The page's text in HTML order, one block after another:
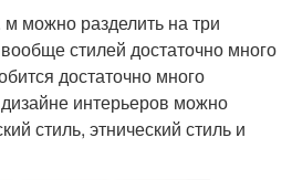
можно разделить на три
стилей достаточно много
достаточно много
интерьеров можно
стиль, этнический стиль и